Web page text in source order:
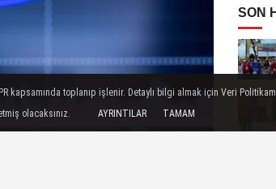
SON
kapsamında toplanıp işlenir. Detaylı bilgi almak için Veri
olacaksınız.
AYRINTILAR TAMAM